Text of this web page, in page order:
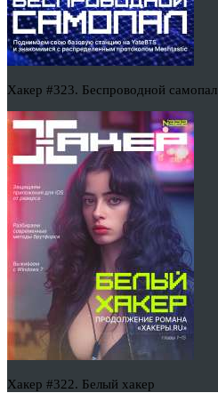
Хакер #323. Беспроводной самопал
Хакер #322. Белый хакер